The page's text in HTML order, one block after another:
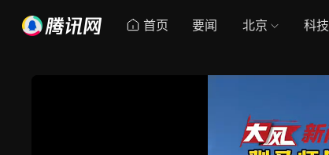
首页 要闻 北京 科技